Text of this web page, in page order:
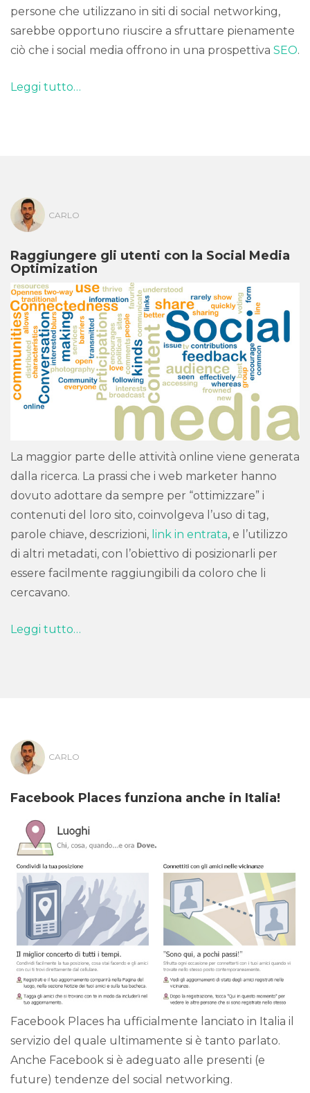
persone che utilizzano in siti di social networking,
sarebbe opportuno riuscire a sfruttare pienamente
ciò che i social media offrono in una prospettiva SEO.
Leggi tutto…
CARLO
Raggiungere gli utenti con la Social Media
Optimization
La maggior parte delle attività online viene generata
dalla ricerca. La prassi che i web marketer hanno
dovuto adottare da sempre per “ottimizzare” i
contenuti del loro sito, coinvolgeva l’uso di tag,
parole chiave, descrizioni, link in entrata, e l’utilizzo
di altri metadati, con l’obiettivo di posizionarli per
essere facilmente raggiungibili da coloro che li
cercavano.
Leggi tutto…
CARLO
Facebook Places funziona anche in Italia!
Facebook Places ha ufficialmente lanciato in Italia il
servizio del quale ultimamente si è tanto parlato.
Anche Facebook si è adeguato alle presenti (e
future) tendenze del social networking.